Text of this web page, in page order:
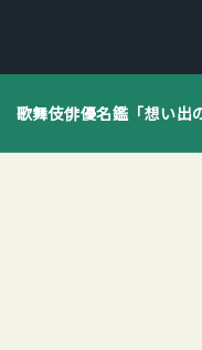
歌舞伎俳優名鑑「想い出